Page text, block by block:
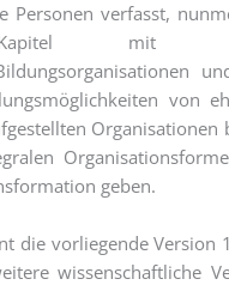
Per­so­nen ver­fasst,
mit
von
geben.
die vor­lie­gen­de Ver­si­on
wis­sen­schaft­li­che